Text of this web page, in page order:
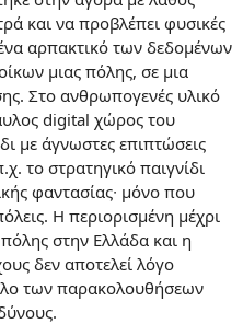
και να προβλέπει φυσικές
αρπακτικό των δεδομένων
μιας πόλης, σε μια
Στο ανθρωπογενές υλικό
digital χώρος του
με άγνωστες επιπτώσεις
το στρατηγικό παιγνίδι
φαντασίας∙ μόνο που
Η περιορισμένη μέχρι
στην Ελλάδα και η
δεν αποτελεί λόγο
των παρακολουθήσεων